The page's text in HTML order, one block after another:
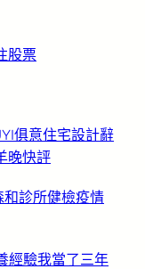
股票
俱意住宅設計辭
晚快評
和診所健檢疫情
經驗我當了三年